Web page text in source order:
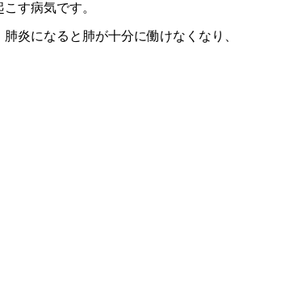
す病気です。
炎になると肺が十分に働けなくなり、